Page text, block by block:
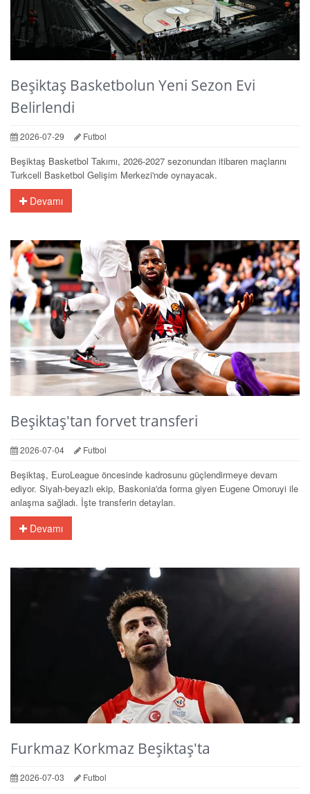
Beşiktaş Basketbolun Yeni Sezon Evi
Belirlendi
2026-07-29 Futbol
Beşiktaş Basketbol Takımı, 2026-2027 sezonundan itibaren maçlarını
Turkcell Basketbol Gelişim Merkezi'nde oynayacak.
Devamı
Beşiktaş'tan forvet transferi
2026-07-04 Futbol
Beşiktaş, EuroLeague öncesinde kadrosunu güçlendirmeye devam
ediyor. Siyah-beyazlı ekip, Baskonia'da forma giyen Eugene Omoruyi ile
anlaşma sağladı. İşte transferin detayları.
Devamı
Furkmaz Korkmaz Beşiktaş'ta
2026-07-03 Futbol